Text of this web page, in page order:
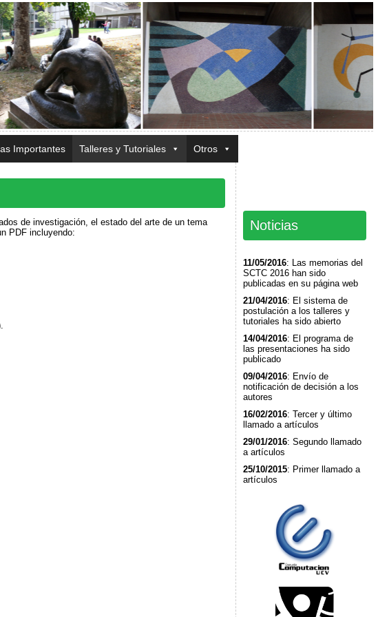
Importantes Talleres y Tutoriales Otros
de investigación, el estado del arte de un tema
PDF incluyendo:
Noticias
11/05/2016: Las memorias del
SCTC 2016 han sido
publicadas en su página web
21/04/2016: El sistema de
postulación a los talleres y
tutoriales ha sido abierto
14/04/2016: El programa de
las presentaciones ha sido
publicado
09/04/2016: Envío de
notificación de decisión a los
autores
16/02/2016: Tercer y último
llamado a artículos
29/01/2016: Segundo llamado
a artículos
25/10/2015: Primer llamado a
artículos